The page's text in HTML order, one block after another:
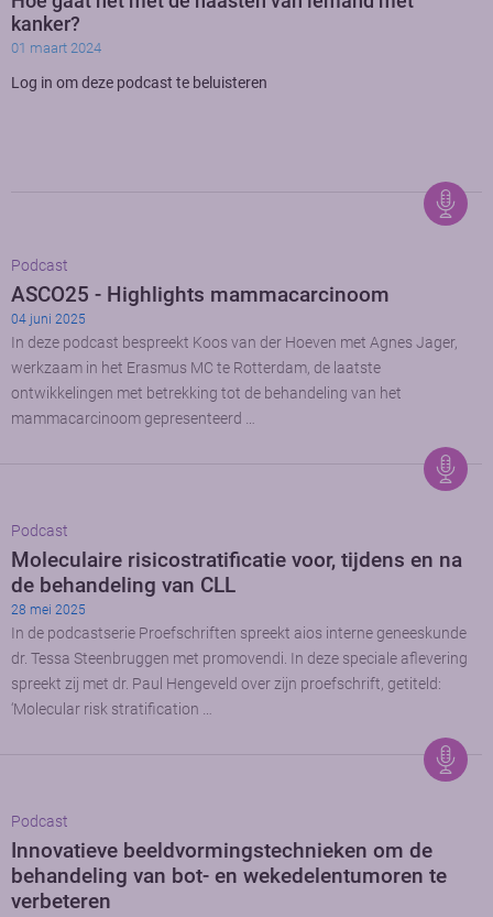
kanker?
01 maart 2024
Log in om deze podcast te beluisteren
Podcast
ASCO25 - Highlights mammacarcinoom
04 juni 2025
In deze podcast bespreekt Koos van der Hoeven met Agnes Jager,
werkzaam in het Erasmus MC te Rotterdam, de laatste
ontwikkelingen met betrekking tot de behandeling van het
mammacarcinoom gepresenteerd …
Podcast
Moleculaire risicostratificatie voor, tijdens en na
de behandeling van CLL
28 mei 2025
In de podcastserie Proefschriften spreekt aios interne geneeskunde
dr. Tessa Steenbruggen met promovendi. In deze speciale aflevering
spreekt zij met dr. Paul Hengeveld over zijn proefschrift, getiteld:
‘Molecular risk stratification …
Podcast
Innovatieve beeldvormingstechnieken om de
behandeling van bot- en wekedelentumoren te
verbeteren